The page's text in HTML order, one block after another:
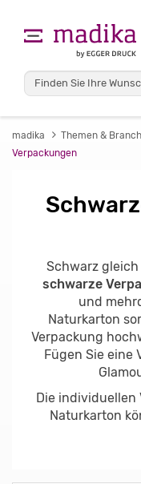
madika Themen &
Verpackungen
Schwarz
schwarze
und
Naturkarton
Verpackung
Fügen Sie eine
Die individuellen
Naturkarton